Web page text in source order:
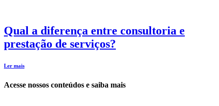
Qual a diferença entre consultoria e
prestação de serviços?
Ler mais
Acesse nossos conteúdos e saiba mais